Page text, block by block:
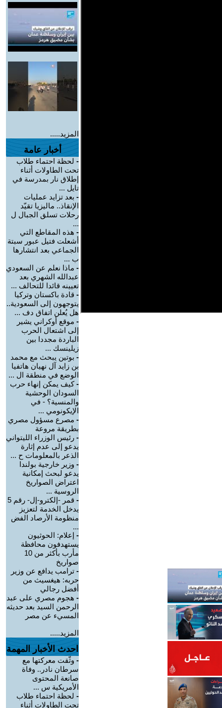
المزيد.....
أخبار عامة
- لحظة احتماء طلاب
تحت الطاولات أثناء
إطلاق نار بمدرسة في
تايل ...
- بعد تزايد عمليات
الإنقاذ.. ماليزيا تقيّد
رحلات تسلق الجبال ل
...
- هذه المقاطع التي
أشعلت فتيل عبور سبتة
الجماعي بعد انتشارها
ب ...
- ماذا نعلم عن السعودي
عبدالله الشهري بعد
تعيينه قائدا للتحالف ...
- قادة باكستان وتركيا
يتوجهون إلى السعودية..
هل يُعلن اتفاق دف ...
- موقع أوكراني يشير
إلى اشتعال الحرب
الباردة مجددا بين
زيلينسك ...
- بوتين يبحث مع محمد
بن زايد آل نهيان هاتفيا
الوضع في منطقة ال ...
-كيف يمكن إنهاء حرب
السودان الوحشية
والمنسية؟ - في
الإيكونومي ...
- مصرع مسؤول مصري
بطريقة مروعة
- رئيس الوزراء الليتواني
يدعو إلى عدم إثارة
الذعر بالمعلومات ح ...
- وزير خارجية بولندا
يدعو لبحث إمكانية
اعتراض الصواريخ
الروسية ...
-
قمر -إلكترو-إل- رقم 5
يدخل الخدمة لتعزيز
منظومة الأرصاد الفض
...
- إعلام: الحوثيون
يستهدفون محافظة
مأرب بأكثر من 10
صواريخ
- ترامب يدافع عن وزير
حربه: هيغسيث من
أفضل رجالي
- هجوم مصري على عبد
الرحمن السيد بعد حديثه
المسيء عن مصر
المزيد.....
احدث الأخبار المهمة
- وثّقت معركتها مع
سرطان نادر.. وفاة
صانعة المحتوى
الأمريكية س ...
- لحظة احتماء طلاب
تحت الطاولات أثناء